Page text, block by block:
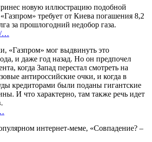
новую иллюстрацию подобной
требует от Киева погашения 8,2
за прошлогодний недобор газа.
…
«Газпром» мог выдвинуть это
и даже год назад. Но он предпочел
когда Запад перестал смотреть на
антироссийские очки, и когда в
кредиторами были поданы гигантские
И что характерно, там также речь идет
интернет-меме, «Совпадение? –